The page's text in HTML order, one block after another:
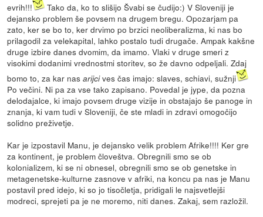
evrih!!!
Tako da, ko to slišijo Švabi se čudijo:) V Sloveniji je
dejansko problem še povsem na drugem bregu. Opozarjam pa
zato, ker se bo to, ker drvimo po brzici neoliberalizma, ki nas bo
prilagodil za velekapital, lahko postalo tudi drugače. Ampak kakšne
druge izbire danes dvomim, da imamo. Vlaki v druge smeri z
visokimi dodanimi vrednostmi storitev, so že davno odpeljali. Zdaj
bomo to, za kar nasarijcives čas imajo: slaves, schiavi, sužnji
Po večini. Ni pa za vse tako zapisano. Povedal je jype, da pozna
delodajalce, ki imajo povsem druge vizije in obstajajo še panoge in
znanja, ki vam tudi v Sloveniji, če ste mladi in zdravi omogočijo
solidno preživetje.
Kar je izpostavil Manu, je dejansko velik problem Afrike!!!! Ker gre
za kontinent, je problem človeštva. Obregnili smo se ob
kolonializem, ki se ni obnesel, obregnili smo se ob genetske in
metagenetske-kulturne zasnove v afriki, na koncu pa nas je Manu
postavil pred idejo, ki so jo tisočletja, pridigali le najsvetlejši
modreci, sprejeti pa je ne moremo, niti danes. Zakaj, sem razložil.